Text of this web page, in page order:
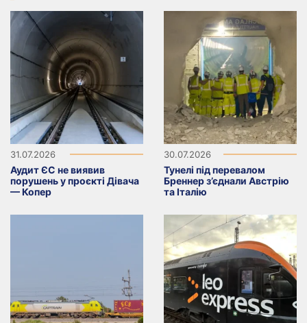
31.07.2026
Аудит ЄС не виявив
порушень у проєкті Дівача
— Копер
30.07.2026
Тунелі під перевалом
Бреннер з’єднали Австрію
та Італію